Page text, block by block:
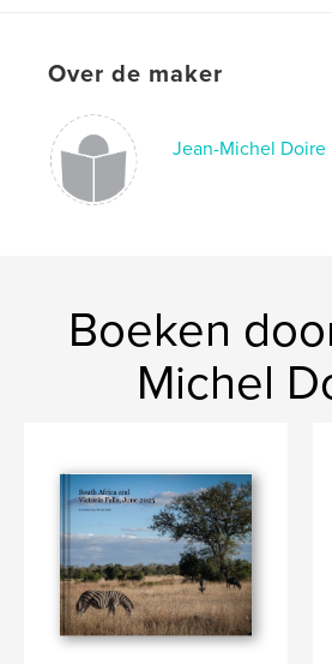
Over de maker
Jean-Michel Doire
Boeken
Michel